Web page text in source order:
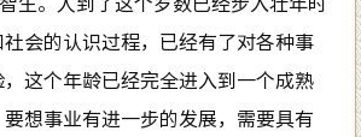
会的认识过程，已经有了对各种事
这个年龄已经完全进入到一个成熟
想事业有进一步的发展，需要具有